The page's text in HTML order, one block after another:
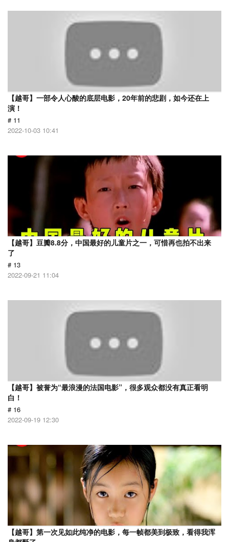
【越哥】一部令人心酸的底层电影，20年前的悲剧，如今还在上
演！
# 11
2022-10-03 10:41
【越哥】豆瓣8.8分，中国最好的儿童片之一，可惜再也拍不出来
了
# 13
2022-09-21 11:04
【越哥】被誉为“最浪漫的法国电影”，很多观众都没有真正看明
白！
# 16
2022-09-19 12:30
【越哥】第一次见如此纯净的电影，每一帧都美到极致，看得我浑